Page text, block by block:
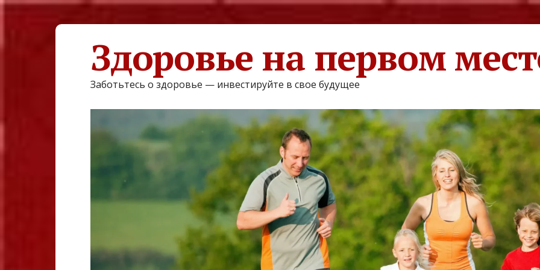
Здоровье на первом
Заботьтесь о здоровье — инвестируйте в свое будущее